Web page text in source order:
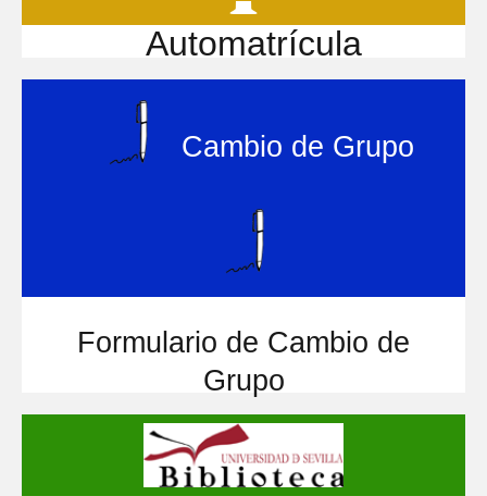
Automatrícula
Cambio de Grupo
Formulario de Cambio de
Grupo